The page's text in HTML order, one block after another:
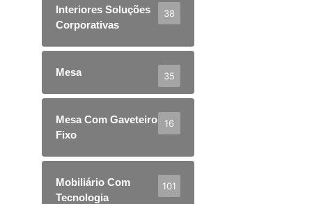
Interiores Soluções
Corporativas
38
Mesa 35
Mesa Com Gaveteiro
Fixo
16
Mobiliário Com
Tecnologia
101